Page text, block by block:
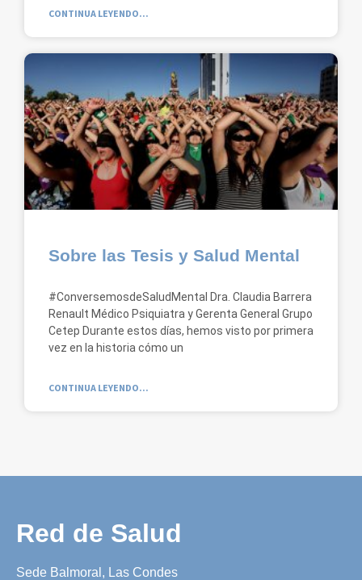
CONTINUA LEYENDO...
Sobre las Tesis y Salud Mental
#ConversemosdeSaludMental Dra. Claudia Barrera
Renault Médico Psiquiatra y Gerenta General Grupo
Cetep Durante estos días, hemos visto por primera
vez en la historia cómo un
CONTINUA LEYENDO...
Red de Salud
Sede Balmoral, Las Condes